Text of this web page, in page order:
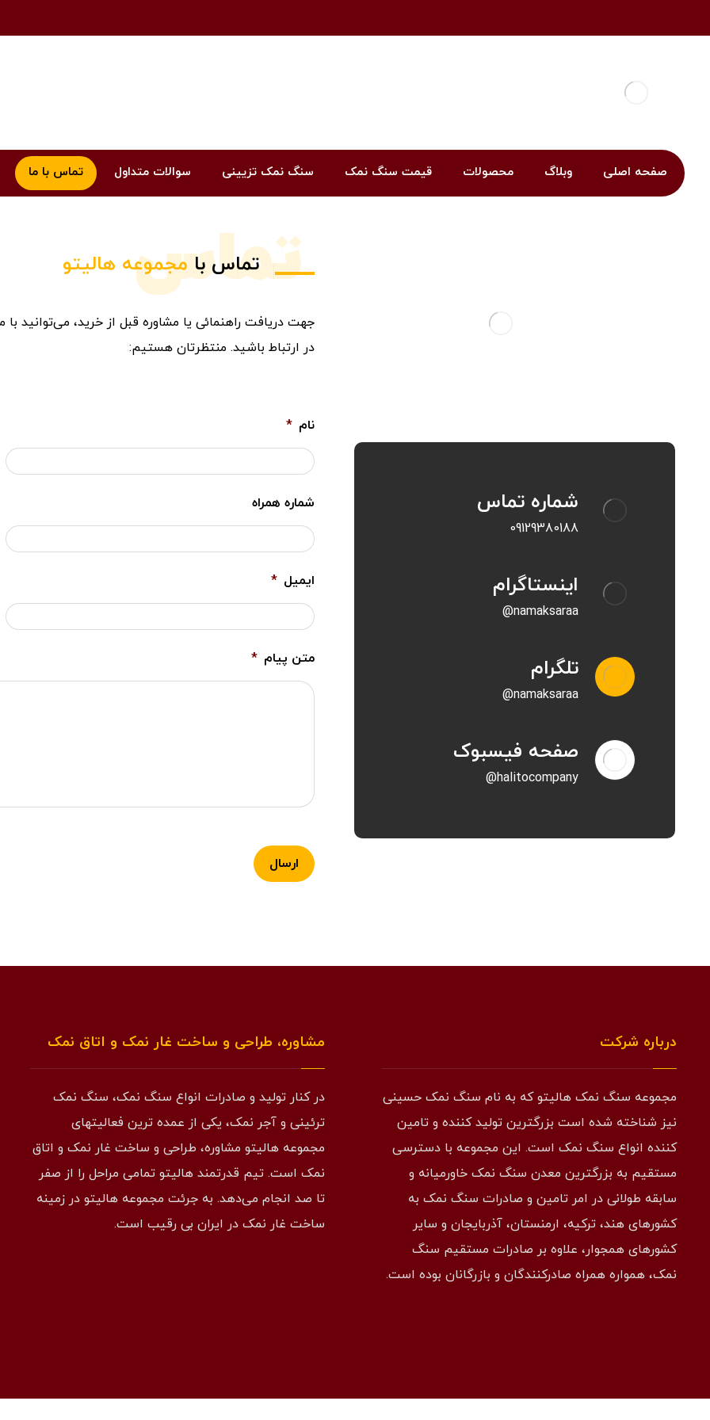
صفحه اصلی وبلاگ محصولات قیمت سنگ نمک سنگ نمک تزیینی سوالات متداول تماس با ما
شماره تماس
09129380188
اینستاگرام
namaksaraa@
تلگرام
namaksaraa@
صفحه فیسبوک
halitocompany@
تماس
تماس با مجموعه هالیتو
جهت دریافت راهنمائی یا مشاوره قبل از خرید، می‌توانید
در ارتباط باشید. منتظرتان هستیم:
نام *
شماره همراه
ایمیل *
متن پیام *
درباره شرکت
مجموعه سنگ نمک هالیتو که به نام سنگ نمک حسینی
نیز شناخته شده است بزرگترین تولید کننده و تامین
کننده انواع سنگ نمک است. این مجموعه با دسترسی
مستقیم به بزرگترین معدن سنگ نمک خاورمیانه و
سابقه طولانی در امر تامین و صادرات سنگ نمک به
کشورهای هند، ترکیه، ارمنستان، آذربایجان و سایر
کشورهای همجوار، علاوه بر صادرات مستقیم سنگ
نمک، همواره همراه صادرکنندگان و بازرگانان بوده است.
مشاوره، طراحی و ساخت غار نمک و اتاق نمک
در کنار تولید و صادرات انواع سنگ نمک، سنگ نمک
ترئینی و آجر نمک، یکی از عمده ترین فعالیتهای
مجموعه هالیتو مشاوره، طراحی و ساخت غار نمک و اتاق
نمک است. تیم قدرتمند هالیتو تمامی مراحل را از صفر
تا صد انجام می‌دهد. به جرئت مجموعه هالیتو در زمینه
ساخت غار نمک در ایران بی رقیب است.